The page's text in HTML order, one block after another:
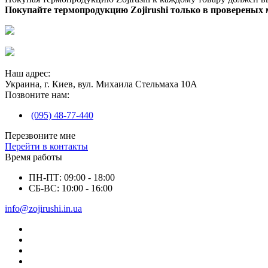
Покупайте термопродукцию Zojirushi только в провереных
Наш адрес:
Украина, г. Киев, вул. Михаила Стельмаха 10А
Позвоните нам:
(095) 48-77-440
Перезвоните мне
Перейти в контакты
Время работы
ПН-ПТ: 09:00 - 18:00
СБ-ВС: 10:00 - 16:00
info@zojirushi.in.ua